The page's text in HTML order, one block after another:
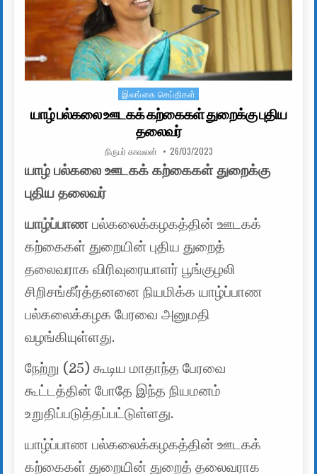
Posted in
இலங்கை செய்திகள்
யாழ் பல்கலை ஊடகக் கற்கைகள் துறைக்கு புதிய
தலைவர்
AUTHOR:
நிருபர் காவலன் PUBLISHED DATE:
26/03/2023
யாழ் பல்கலை ஊடகக் கற்கைகள் துறைக்கு
புதிய தலைவர்
யாழ்ப்பாணபல்கலைக்கழகத்தின் ஊடகக்
கற்கைகள் துறையின் புதிய துறைத்
தலைவராக விரிவுரையாளர் பூங்குழலி
சிறிசங்கீர்த்தனனை நியமிக்க யாழ்ப்பாண
பல்கலைக்கழக பேரவை அனுமதி
வழங்கியுள்ளது.
நேற்று (25) கூடிய மாதாந்த பேரவை
கூட்டத்தின் போதே இந்த நியமனம்
உறுதிப்படுத்தப்பட்டுள்ளது.
யாழ்ப்பாண பல்கலைக்கழகத்தின் ஊடகக்
கற்கைகள் துறையின் துறைத் தலைவராக